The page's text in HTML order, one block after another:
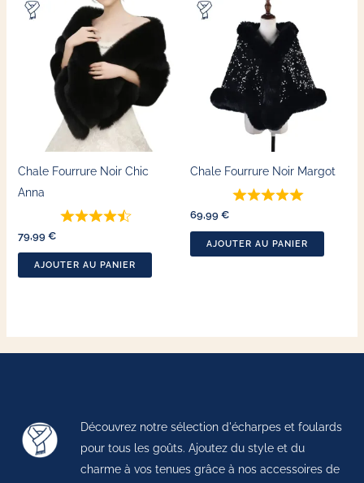
Chale Fourrure Noir Chic
Anna
79,99 €
AJOUTER AU PANIER
Chale Fourrure Noir Margot
69,99 €
AJOUTER AU PANIER
Découvrez notre sélection d'écharpes et foulards
pour tous les goûts. Ajoutez du style et du
charme à vos tenues grâce à nos accessoires de